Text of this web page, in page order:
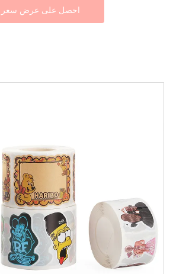
احصل على عرض سعر